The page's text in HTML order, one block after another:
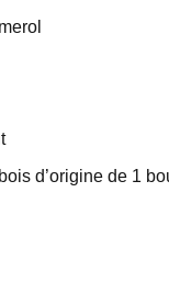
d’origine de 1